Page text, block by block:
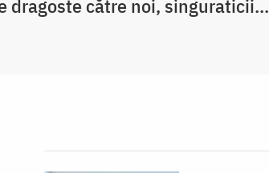
dragoste către noi, singuraticii...